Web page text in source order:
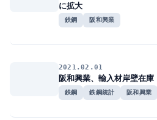
に拡大
鉄鋼 阪和興業
2021.02.01
阪和興業、輸入材岸壁在
鉄鋼 鉄鋼統計 阪和興業